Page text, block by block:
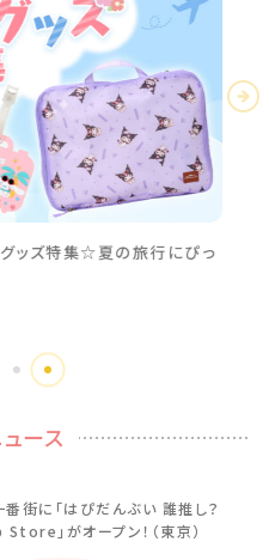
グッズ特集☆夏の旅行にぴっ
ース
街に「はぴだんぶい 誰推し？
」がオープン！（東京）